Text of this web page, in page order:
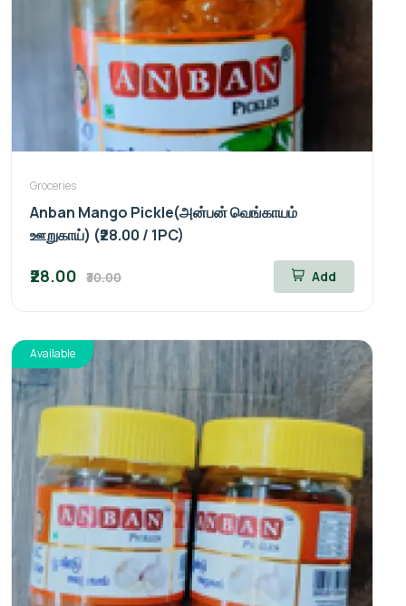
Groceries
Anban Mango Pickle(அன்பன் வெங்காயம்
ஊறுகாய்) (₹28.00 / 1PC)
₹28.00 ₹30.00 Add
Available